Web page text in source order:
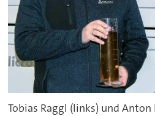
Tobias Raggl (links) und